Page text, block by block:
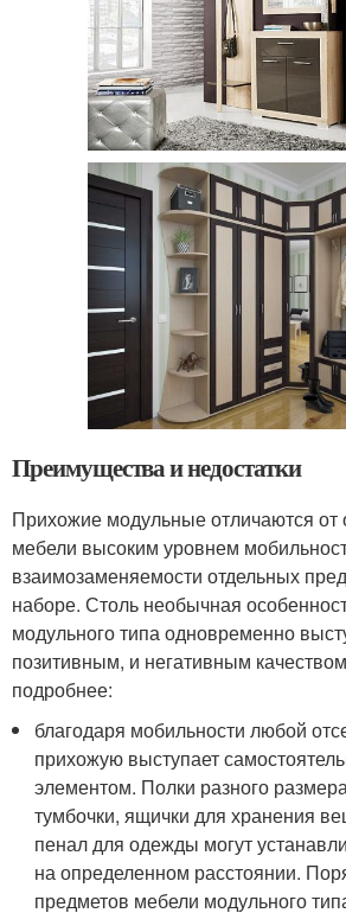
Преимущества и недостатки
Прихожие модульные отличаются от
мебели высоким уровнем
взаимозаменяемости отдельных
наборе. Столь необычная
модульного типа одновременно
позитивным, и негативным
подробнее:
благодаря мобильности любой
прихожую выступает
элементом. Полки разного
тумбочки, ящички для хранения
пенал для одежды могут
на определенном расстоянии.
предметов мебели модульного